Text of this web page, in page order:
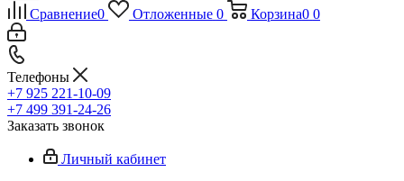
Сравнение0 Отложенные 0 Корзина0 0
Телефоны
+7 925 221-10-09
+7 499 391-24-26
Заказать звонок
Личный кабинет